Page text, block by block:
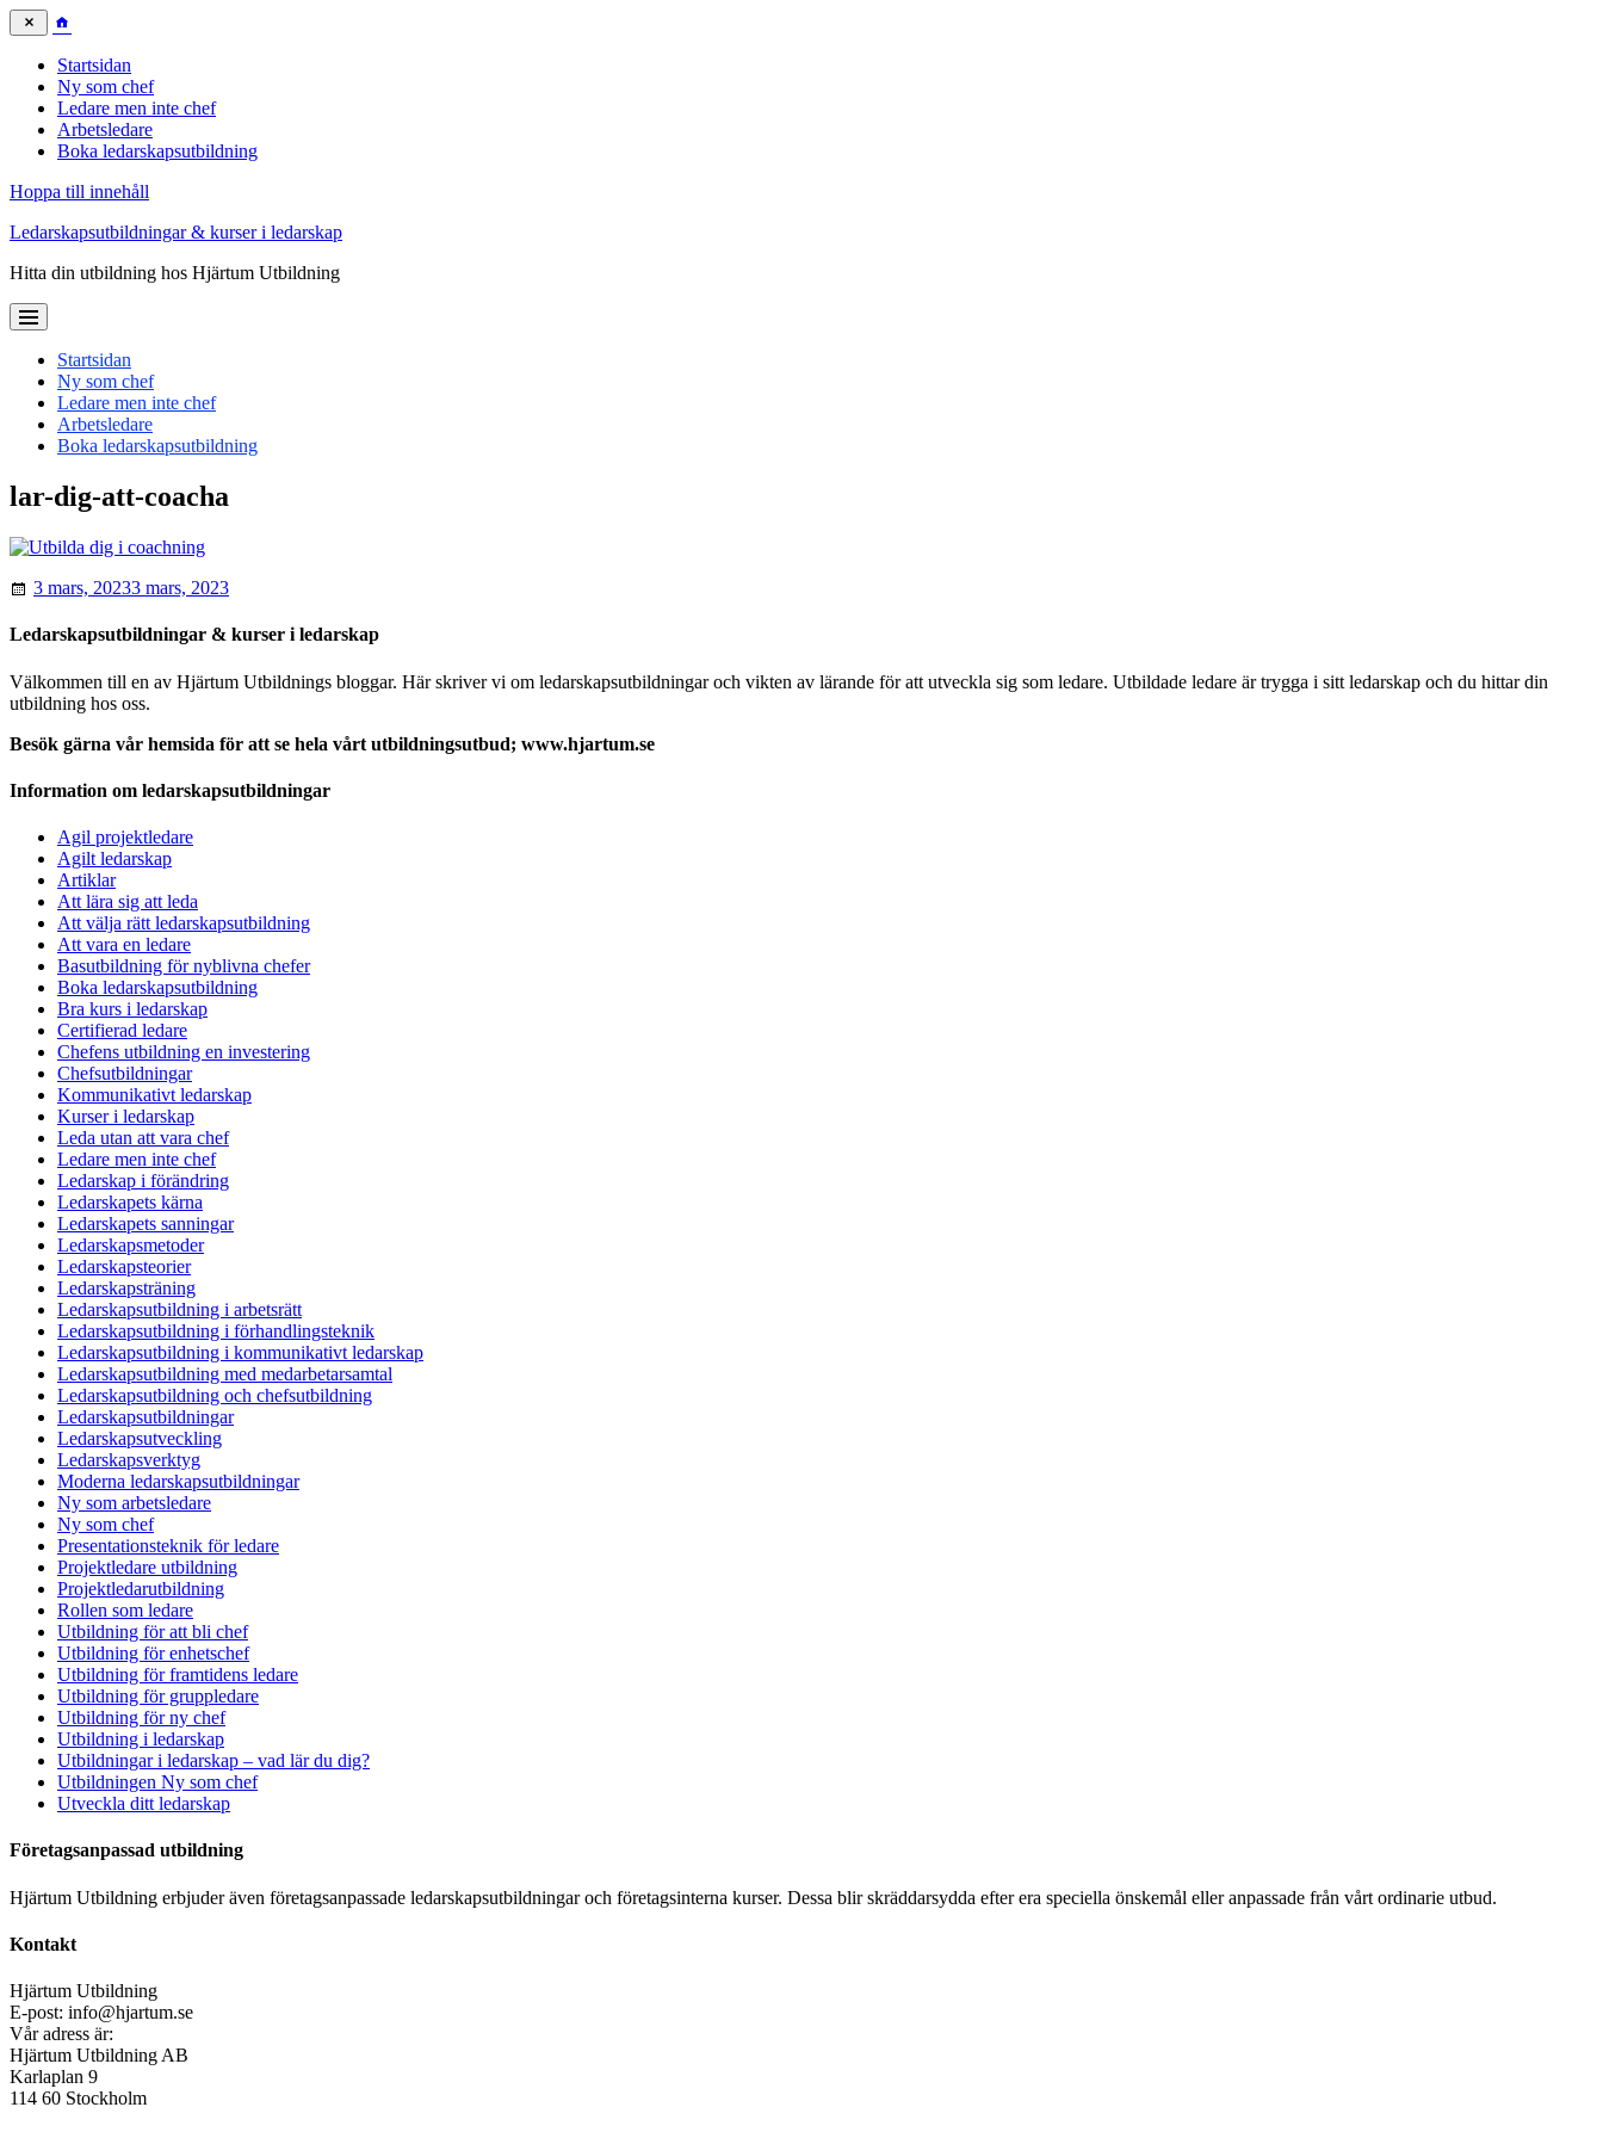
Startsidan
Ny som chef
Ledare men inte chef
Arbetsledare
Boka ledarskapsutbildning
Hoppa till innehåll
Ledarskapsutbildningar & kurser i ledarskap
Hitta din utbildning hos Hjärtum Utbildning
Startsidan
Ny som chef
Ledare men inte chef
Arbetsledare
Boka ledarskapsutbildning
lar-dig-att-coacha
3 mars, 20233 mars, 2023
Ledarskapsutbildningar & kurser i ledarskap
Välkommen till en av Hjärtum Utbildnings bloggar. Här skriver vi om ledarskapsutbildningar och vikten av lärande för att utveckla sig som ledare. Utbildade ledare är trygga i sitt ledarskap och du hittar din
utbildning hos oss.
Besök gärna vår hemsida för att se hela vårt utbildningsutbud; www.hjartum.se
Information om ledarskapsutbildningar
Agil projektledare
Agilt ledarskap
Artiklar
Att lära sig att leda
Att välja rätt ledarskapsutbildning
Att vara en ledare
Basutbildning för nyblivna chefer
Boka ledarskapsutbildning
Bra kurs i ledarskap
Certifierad ledare
Chefens utbildning en investering
Chefsutbildningar
Kommunikativt ledarskap
Kurser i ledarskap
Leda utan att vara chef
Ledare men inte chef
Ledarskap i förändring
Ledarskapets kärna
Ledarskapets sanningar
Ledarskapsmetoder
Ledarskapsteorier
Ledarskapsträning
Ledarskapsutbildning i arbetsrätt
Ledarskapsutbildning i förhandlingsteknik
Ledarskapsutbildning i kommunikativt ledarskap
Ledarskapsutbildning med medarbetarsamtal
Ledarskapsutbildning och chefsutbildning
Ledarskapsutbildningar
Ledarskapsutveckling
Ledarskapsverktyg
Moderna ledarskapsutbildningar
Ny som arbetsledare
Ny som chef
Presentationsteknik för ledare
Projektledare utbildning
Projektledarutbildning
Rollen som ledare
Utbildning för att bli chef
Utbildning för enhetschef
Utbildning för framtidens ledare
Utbildning för gruppledare
Utbildning för ny chef
Utbildning i ledarskap
Utbildningar i ledarskap – vad lär du dig?
Utbildningen Ny som chef
Utveckla ditt ledarskap
Företagsanpassad utbildning
Hjärtum Utbildning erbjuder även företagsanpassade ledarskapsutbildningar och företagsinterna kurser. Dessa blir skräddarsydda efter era speciella önskemål eller anpassade från vårt ordinarie utbud.
Kontakt
Hjärtum Utbildning
E-post: info@hjartum.se
Vår adress är:
Hjärtum Utbildning AB
Karlaplan 9
114 60 Stockholm